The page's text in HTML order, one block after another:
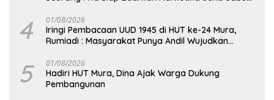
4 01/08/2026
Iringi Pembacaan UUD 1945 di HUT ke-24 Mura,
Rumiadi : Masyarakat Punya Andil Wujudkan
5 01/08/2026
Hadiri HUT Mura, Dina Ajak Warga Dukung
Pembangunan